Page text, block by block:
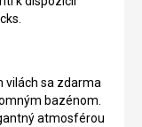
vilách sa zdarma
bazénom.
atmosférou